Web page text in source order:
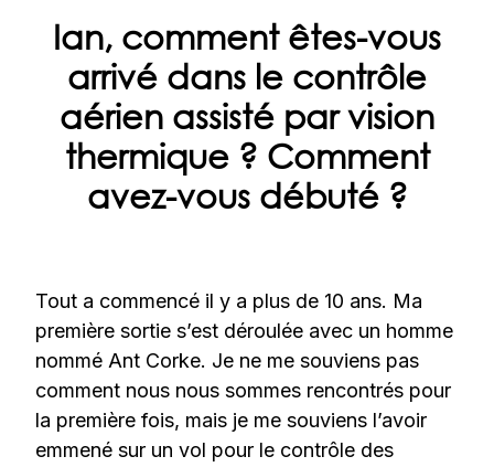
Ian, comment êtes-vous
arrivé dans le contrôle
aérien assisté par vision
thermique ? Comment
avez-vous débuté ?
Tout a commencé il y a plus de 10 ans. Ma
première sortie s’est déroulée avec un homme
nommé Ant Corke. Je ne me souviens pas
comment nous nous sommes rencontrés pour
la première fois, mais je me souviens l’avoir
emmené sur un vol pour le contrôle des